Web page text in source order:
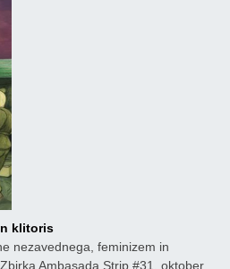
klitoris
nezavednega, feminizem in
Ambasada Strip #31, oktober